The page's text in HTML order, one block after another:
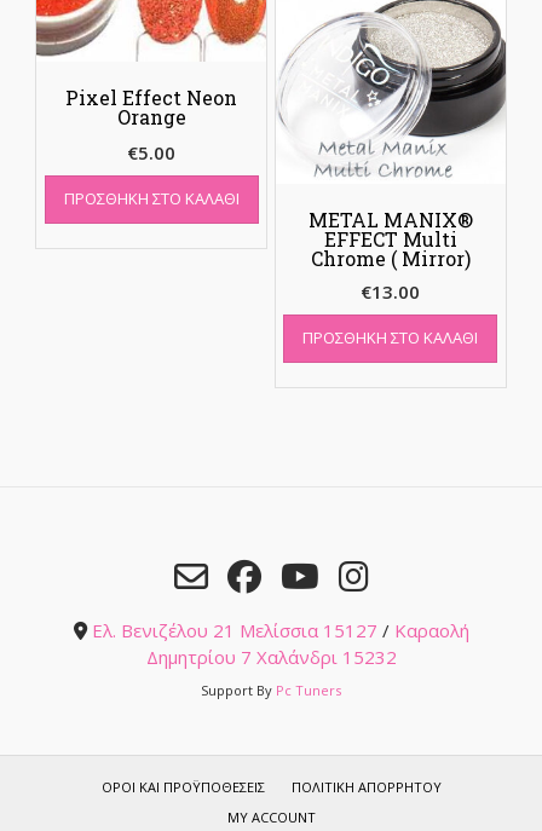
Pixel Effect Neon
Orange
€5.00
ΠΡΟΣΘΉΚΗ ΣΤΟ ΚΑΛΆΘΙ
METAL MANIX®
EFFECT Multi
Chrome ( Mirror)
€13.00
ΠΡΟΣΘΉΚΗ ΣΤΟ ΚΑΛΆΘΙ
Ελ. Βενιζέλου 21 Μελίσσια 15127 / Καραολή
Δημητρίου 7 Χαλάνδρι 15232
Support By Pc Tuners
ΌΡΟΙ ΚΑΙ ΠΡΟΫΠΟΘΈΣΕΙΣ
ΠΟΛΙΤΙΚΉ ΑΠΟΡΡΉΤΟΥ
MY ACCOUNT